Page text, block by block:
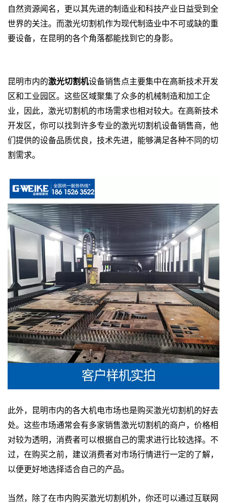
自然资源闻名，更以其先进的制造业和科技产业日益受到全
世界的关注。而激光切割机作为现代制造业中不可或缺的重
要设备，在昆明的各个角落都能找到它的身影。
昆明市内的激光切割机设备销售点主要集中在高新技术开发
区和工业园区。这些区域聚集了众多的机械制造和加工企
业，因此，激光切割机的市场需求也相对较大。在高新技术
开发区，你可以找到许多专业的激光切割机设备销售商，他
们提供的设备品质优良，技术先进，能够满足各种不同的切
割需求。
此外，昆明市内的各大机电市场也是购买激光切割机的好去
处。这些市场通常会有多家销售激光切割机的商户，价格相
对较为透明，消费者可以根据自己的需求进行比较选择。不
过，在购买之前，建议消费者对市场行情进行一定的了解，
以便更好地选择适合自己的产品。
当然，除了在市内购买激光切割机外，你还可以通过互联网